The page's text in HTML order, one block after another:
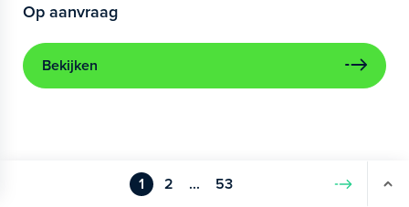
Op aanvraag
Bekijken
1 2 ... 53 Volgende